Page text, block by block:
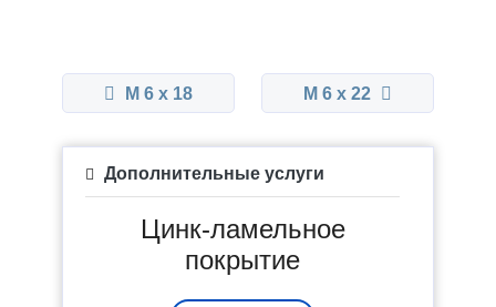
М 6 x 18 М 6 x 22
Дополнительные услуги
Цинк-ламельное
покрытие